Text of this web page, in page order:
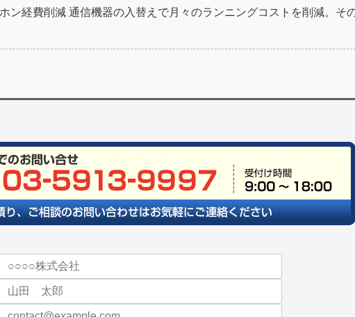
ン経費削減 通信機器の入替えで月々のランニングコストを削減。そ